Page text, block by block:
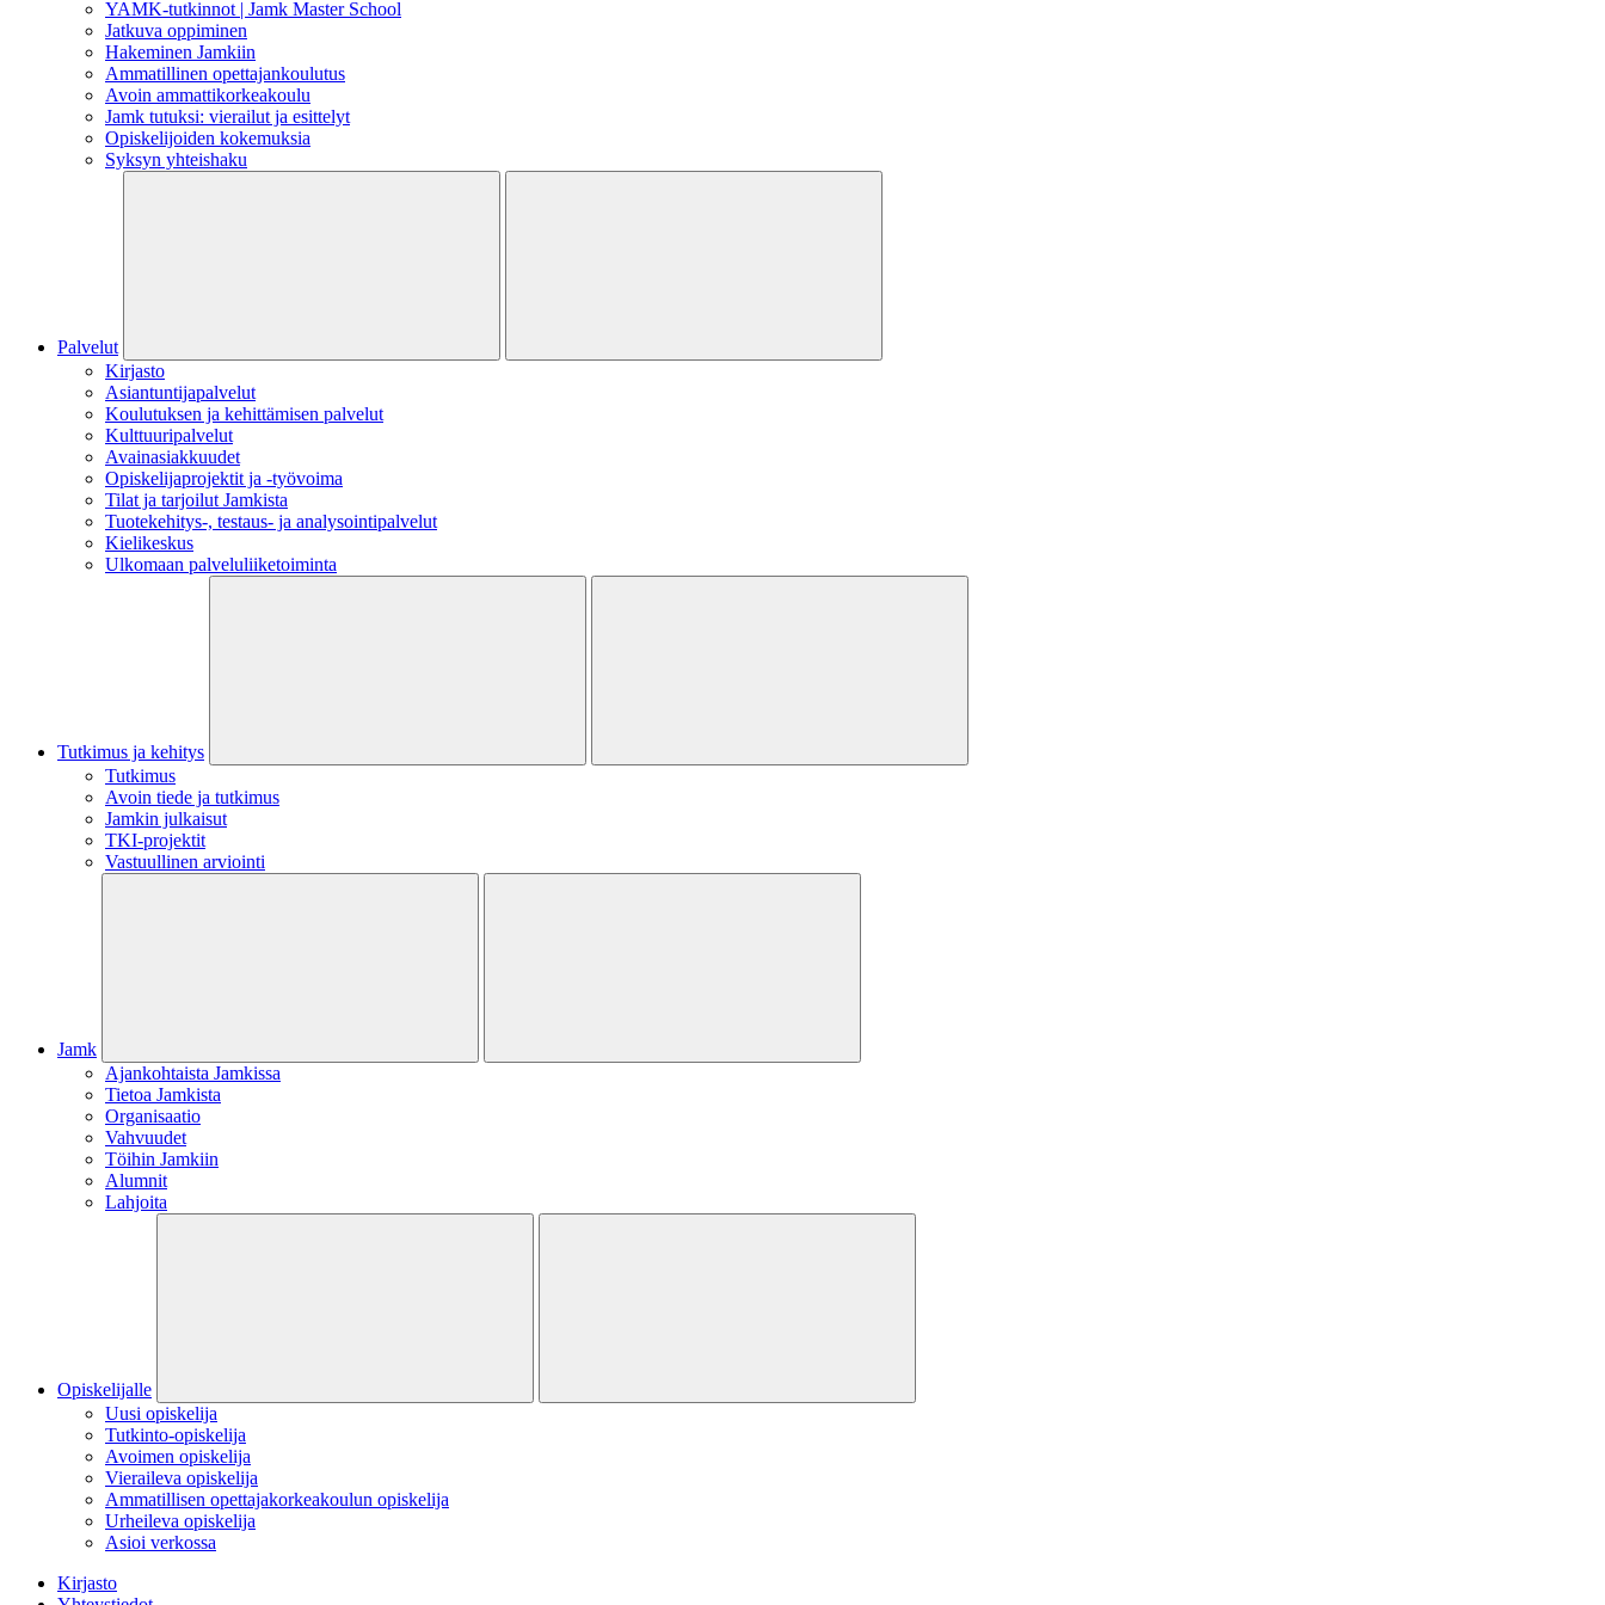
YAMK-tutkinnot | Jamk Master School
Jatkuva oppiminen
Hakeminen Jamkiin
Ammatillinen opettajankoulutus
Avoin ammattikorkeakoulu
Jamk tutuksi: vierailut ja esittelyt
Opiskelijoiden kokemuksia
Syksyn yhteishaku
Palvelut
Kirjasto
Asiantuntijapalvelut
Koulutuksen ja kehittämisen palvelut
Kulttuuripalvelut
Avainasiakkuudet
Opiskelijaprojektit​ ja -työvoima
Tilat ja tarjoilut Jamkista
Tuotekehitys-, testaus- ja analysointipalvelut
Kielikeskus
Ulkomaan palveluliiketoiminta
Tutkimus ja kehitys
Tutkimus
Avoin tiede ja tutkimus
Jamkin julkaisut
TKI-projektit
Vastuullinen arviointi
Jamk
Ajankohtaista Jamkissa
Tietoa Jamkista
Organisaatio
Vahvuudet
Töihin Jamkiin
Alumnit
Lahjoita
Opiskelijalle
Uusi opiskelija
Tutkinto-opiskelija
Avoimen opiskelija
Vieraileva opiskelija
Ammatillisen opettajakorkeakoulun opiskelija
Urheileva opiskelija
Asioi verkossa
Kirjasto